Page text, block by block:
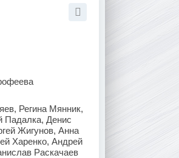
Регина Мянник,
Падалка, Денис
Жигунов, Анна
Харенко, Андрей
Раскачаев